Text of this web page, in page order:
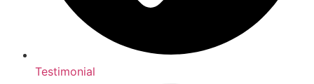
Testimonial